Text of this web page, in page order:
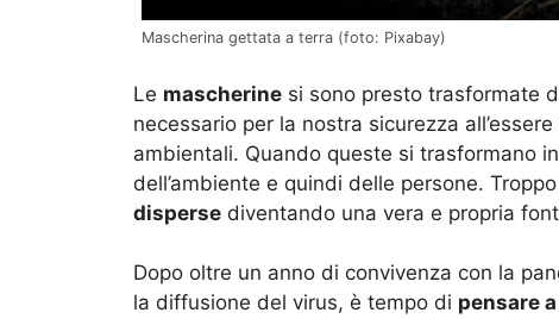
Mascherina gettata a terra (foto: Pixabay)
Le mascherine si sono presto trasformate
necessario per la nostra sicurezza
ambientali. Quando queste si trasformano in
dell’ambiente e quindi delle persone.
disperse diventando una vera e propria
Dopo oltre un anno di convivenza con la
la diffusione del virus, è tempo di pensare